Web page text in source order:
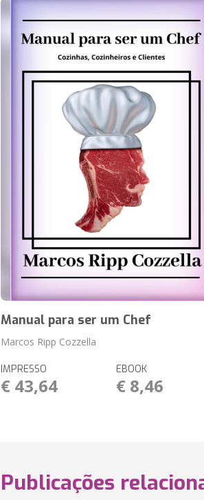
Manual para ser um Chef
Marcos Ripp Cozzella
IMPRESSO
€ 43,64
EBOOK
€ 8,46
Publicações